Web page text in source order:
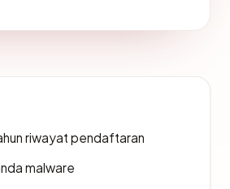
riwayat pendaftaran
malware